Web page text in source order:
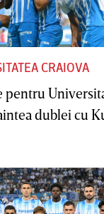
CRAIOVA
pentru
dublei cu